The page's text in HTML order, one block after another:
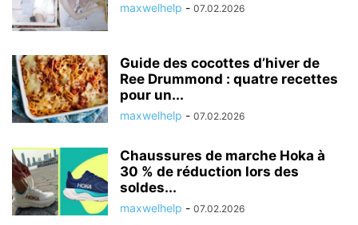
maxwelhelp - 07.02.2026
Guide des cocottes d’hiver de
Ree Drummond : quatre recettes
pour un...
maxwelhelp - 07.02.2026
Chaussures de marche Hoka à
30 % de réduction lors des
soldes...
maxwelhelp - 07.02.2026